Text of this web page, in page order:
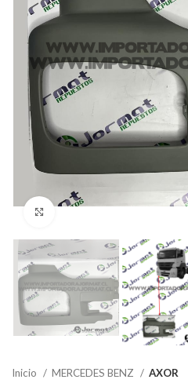
Inicio MERCEDES BENZ AXOR